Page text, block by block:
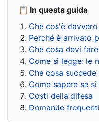
📋 In questa guida
Che cos'è
Perché è arrivato
Che cosa devi
Come si legge: le
Che cosa succede
Come sapere se
Costi della difesa
Domande frequenti